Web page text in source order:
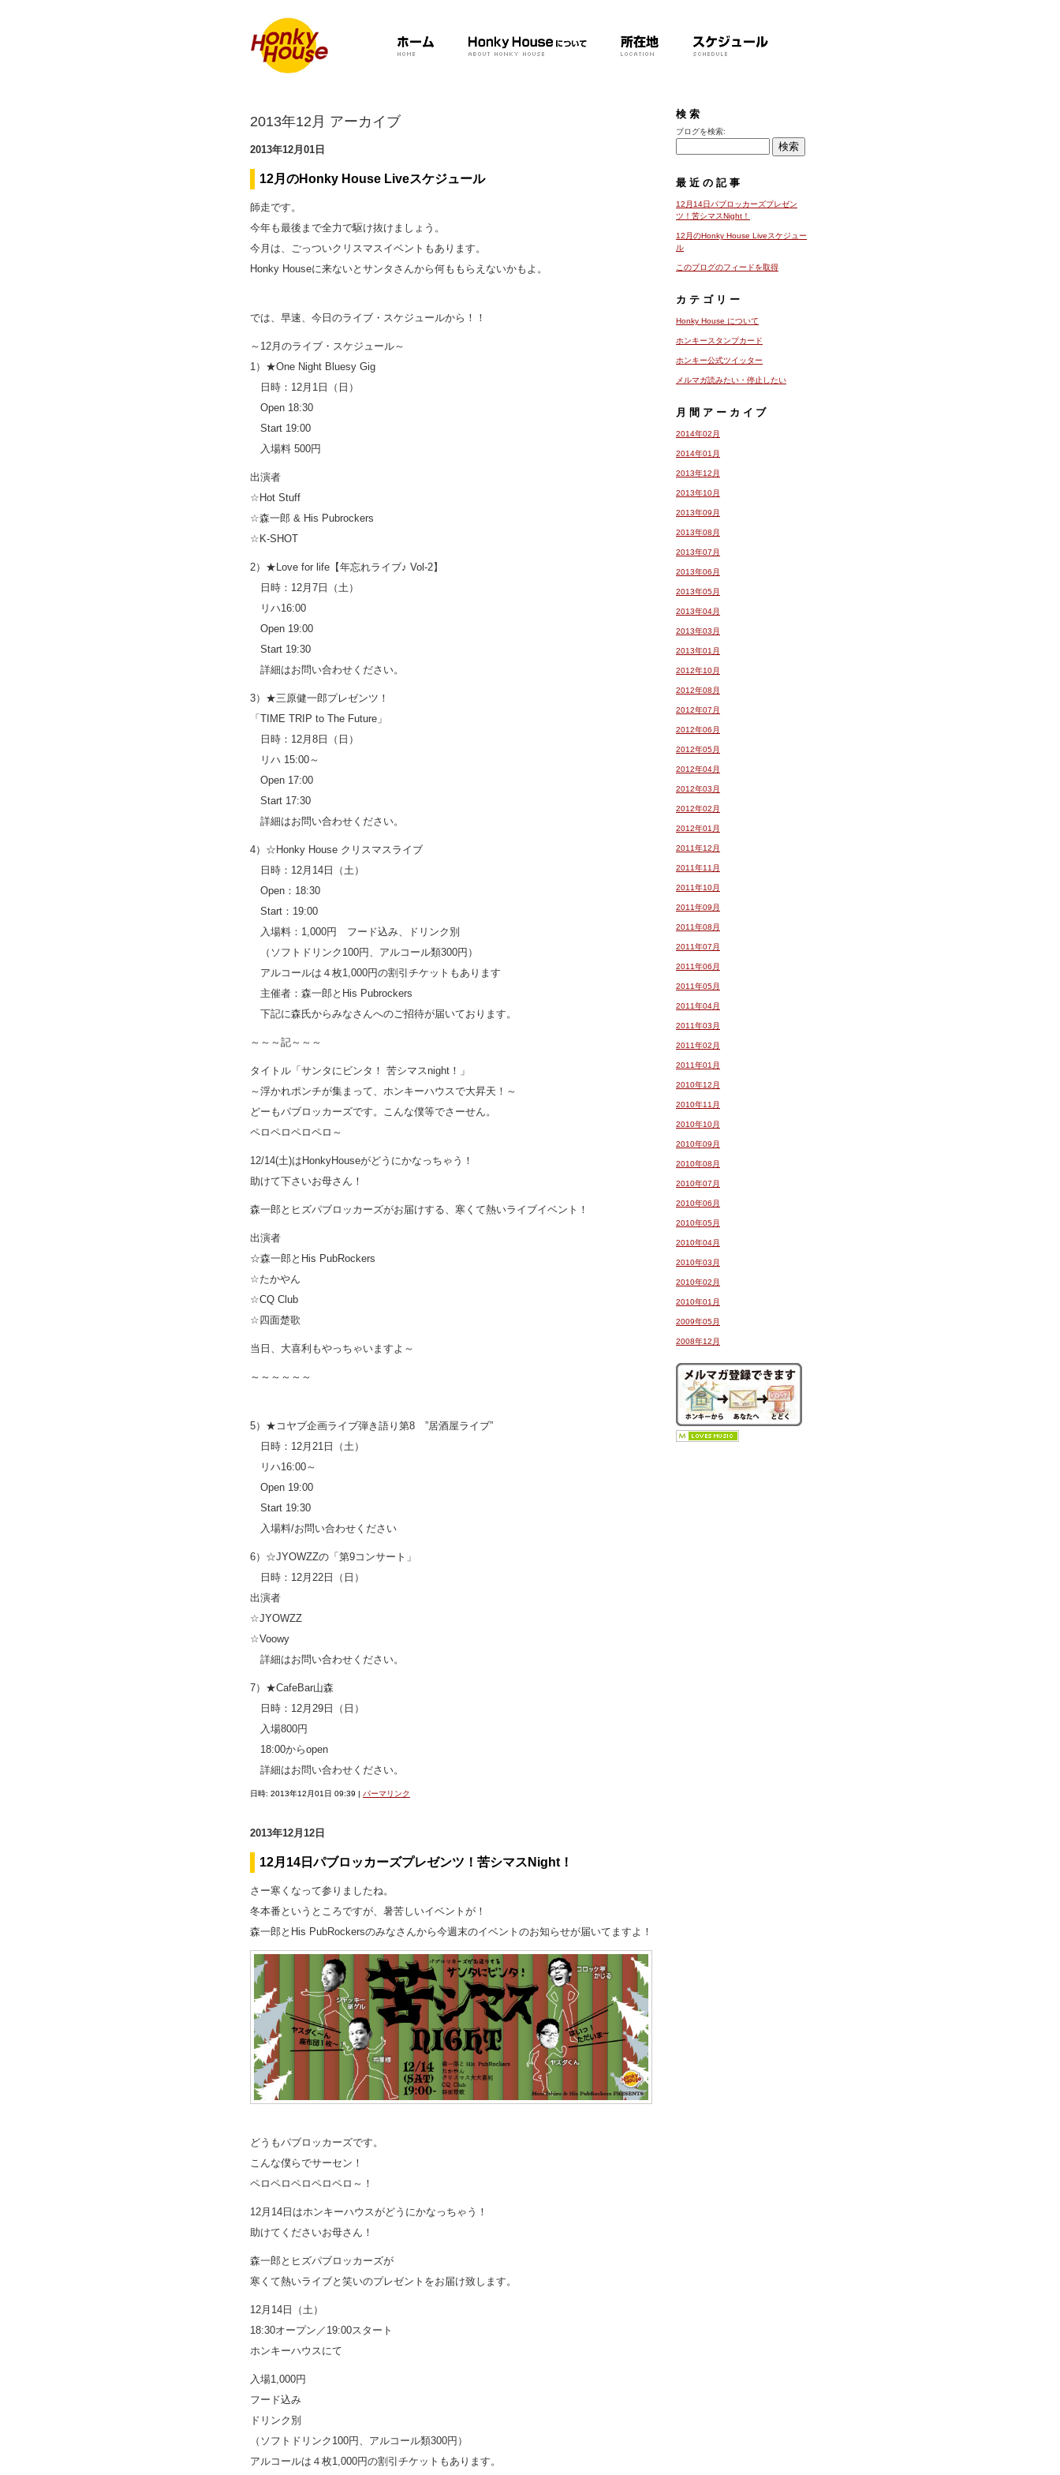
2013年12月 アーカイブ
2013年12月01日
12月のHonky House Liveスケジュール
師走です。
今年も最後まで全力で駆け抜けましょう。
今月は、ごっついクリスマスイベントもあります。
Honky Houseに来ないとサンタさんから何ももらえないかもよ。
では、早速、今日のライブ・スケジュールから！！
～12月のライブ・スケジュール～
1）★One Night Bluesy Gig
日時：12月1日（日）
Open 18:30
Start 19:00
入場料 500円
出演者
☆Hot Stuff
☆森一郎 & His Pubrockers
☆K-SHOT
2）★Love for life【年忘れライブ♪ Vol-2】
日時：12月7日（土）
リハ16:00
Open 19:00
Start 19:30
詳細はお問い合わせください。
3）★三原健一郎プレゼンツ！
「TIME TRIP to The Future」
日時：12月8日（日）
リハ 15:00～
Open 17:00
Start 17:30
詳細はお問い合わせください。
4）☆Honky House クリスマスライブ
日時：12月14日（土）
Open：18:30
Start：19:00
入場料：1,000円 フード込み、ドリンク別
（ソフトドリンク100円、アルコール類300円）
アルコールは４枚1,000円の割引チケットもあります
主催者：森一郎とHis Pubrockers
下記に森氏からみなさんへのご招待が届いております。
～～～記～～～
タイトル「サンタにビンタ！ 苦シマスnight！」
～浮かれポンチが集まって、ホンキーハウスで大昇天！～
どーもパブロッカーズです。こんな僕等でさーせん。
ペロペロペロペロ～
12/14(土)はHonkyHouseがどうにかなっちゃう！
助けて下さいお母さん！
森一郎とヒズパブロッカーズがお届けする、寒くて熱いライブイベント！
出演者
☆森一郎とHis PubRockers
☆たかやん
☆CQ Club
☆四面楚歌
当日、大喜利もやっちゃいますよ～
～～～～～～
5）★コヤブ企画ライブ弾き語り第8 ”居酒屋ライブ”
日時：12月21日（土）
リハ16:00～
Open 19:00
Start 19:30
入場料/お問い合わせください
6）☆JYOWZZの「第9コンサート」
日時：12月22日（日）
出演者
☆JYOWZZ
☆Voowy
詳細はお問い合わせください。
7）★CafeBar山森
日時：12月29日（日）
入場800円
18:00からopen
詳細はお問い合わせください。
日時: 2013年12月01日 09:39 | パーマリンク
2013年12月12日
12月14日パブロッカーズプレゼンツ！苦シマスNight！
さー寒くなって参りましたね。
冬本番というところですが、暑苦しいイベントが！
森一郎とHis PubRockersのみなさんから今週末のイベントのお知らせが届いてますよ！
どうもパブロッカーズです。
こんな僕らでサーセン！
ペロペロペロペロペロ～！
12月14日はホンキーハウスがどうにかなっちゃう！
助けてくださいお母さん！
森一郎とヒズパブロッカーズが
寒くて熱いライブと笑いのプレゼントをお届け致します。
12月14日（土）
18:30オープン／19:00スタート
ホンキーハウスにて
入場1,000円
フード込み
ドリンク別
（ソフトドリンク100円、アルコール類300円）
アルコールは４枚1,000円の割引チケットもあります。
検索
ブログを検索:
最近の記事
12月14日パブロッカーズプレゼン
ツ！苦シマスNight！
12月のHonky House Liveスケジュー
ル
このブログのフィードを取得
カテゴリー
Honky House について
ホンキースタンプカード
ホンキー公式ツイッター
メルマガ読みたい・停止したい
月間アーカイブ
2014年02月
2014年01月
2013年12月
2013年10月
2013年09月
2013年08月
2013年07月
2013年06月
2013年05月
2013年04月
2013年03月
2013年01月
2012年10月
2012年08月
2012年07月
2012年06月
2012年05月
2012年04月
2012年03月
2012年02月
2012年01月
2011年12月
2011年11月
2011年10月
2011年09月
2011年08月
2011年07月
2011年06月
2011年05月
2011年04月
2011年03月
2011年02月
2011年01月
2010年12月
2010年11月
2010年10月
2010年09月
2010年08月
2010年07月
2010年06月
2010年05月
2010年04月
2010年03月
2010年02月
2010年01月
2009年05月
2008年12月